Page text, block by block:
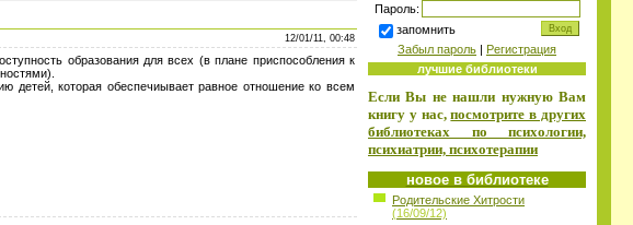
12/01/11, 00:48
образования для всех (в плане приспособления к
детей, которая обеспечиывает равное отношение ко всем
Пароль:
запомнить
Забыл пароль | Регистрация
лучшие библиотеки
Если Вы не нашли нужную Вам
книгу у нас,посмотрите в других
библиотеках по психологии,
психиатрии, психотерапии
новое в библиотеке
Родительские Хитрости
(16/09/12)